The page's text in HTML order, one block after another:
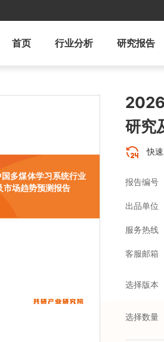
首页 行业分析 研究报告
多煤体学习系统行业
市场趋势预测报告
研究
快
报告编号
出品单位
服务热线
客服邮箱
选择版本
选择数量